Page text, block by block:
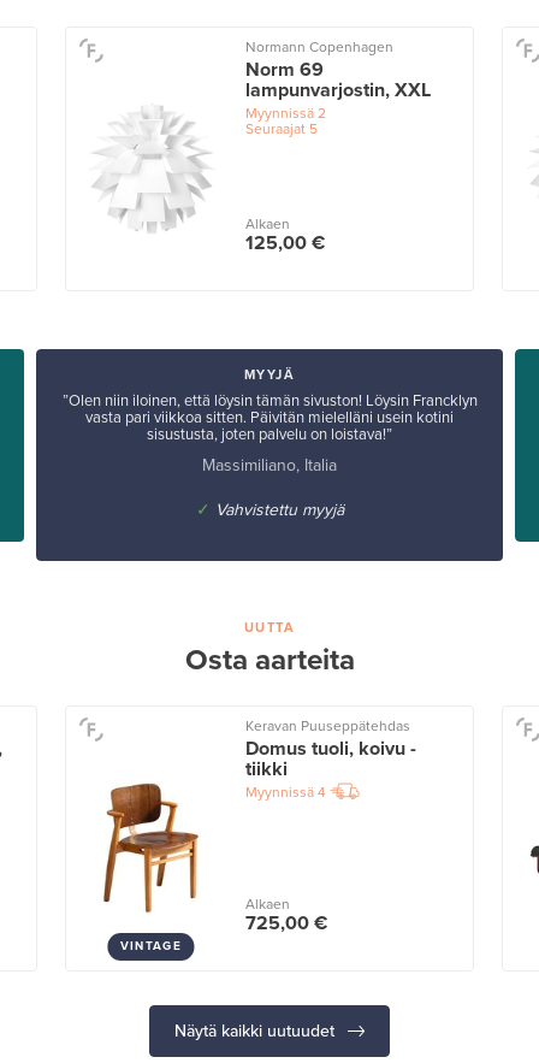
Normann Copenhagen
Norm 69
lampunvarjostin, XXL
Myynnissä2
Seuraajat5
Alkaen
125,00 €
MYYJÄ
”Olen niin iloinen, että löysin tämän sivuston! Löysin Francklyn
vasta pari viikkoa sitten. Päivitän mielelläni usein kotini
sisustusta, joten palvelu on loistava!”
Massimiliano, Italia
✓ Vahvistettu myyjä
UUTTA
Osta aarteita
VINTAGE
Keravan Puuseppätehdas
Domus tuoli, koivu -
tiikki
Myynnissä4
Alkaen
725,00 €
Näytä kaikki uutuudet